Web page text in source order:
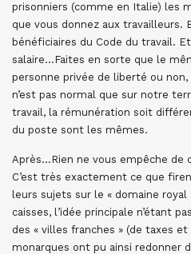
prisonniers (comme en Italie) les
que vous donnez aux travailleurs.
bénéficiaires du Code du travail.
salaire…Faites en sorte que le
personne privée de liberté ou
n’est pas normal que sur notre
travail, la rémunération soit
du poste sont les mêmes.
Après…Rien ne vous empêche de
C’est très exactement ce que
leurs sujets sur le « domaine royal
caisses, l’idée principale n’étant
des « villes franches » (de taxes
monarques ont pu ainsi redonner